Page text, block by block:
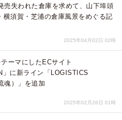
売失われた倉庫を求めて、山下埠頭
横須賀・芝浦の倉庫風景をめぐる記
2025年04月02日 02時
ーマにしたECサイト
」に新ライン「LOGISTICS
魂）」を追加
2025年02月26日 01時